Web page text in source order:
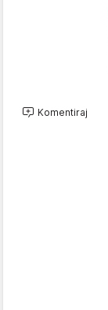
Komentiraj